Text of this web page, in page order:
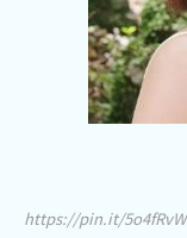
https://pin.it/5o4fRvW